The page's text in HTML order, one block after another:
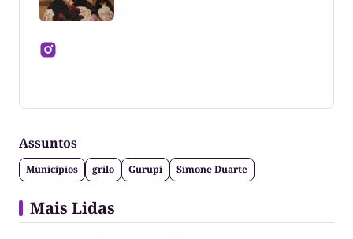
Tocantins
Assuntos
Municípios grilo Gurupi Simone Duarte
Mais Lidas